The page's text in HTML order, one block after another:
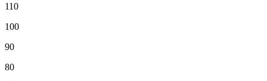
110
100
90
80